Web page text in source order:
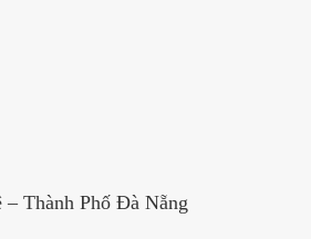
Thành Phố Ðà Nẵng